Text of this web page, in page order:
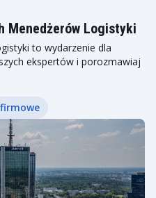
Menedżerów Logistyki
to wydarzenie dla
ekspertów i porozmawiaj